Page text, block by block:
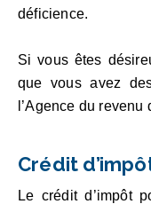
déficience.
Si vous êtes
que vous avez
l’Agence du revenu
Crédit
Le crédit d’impôt